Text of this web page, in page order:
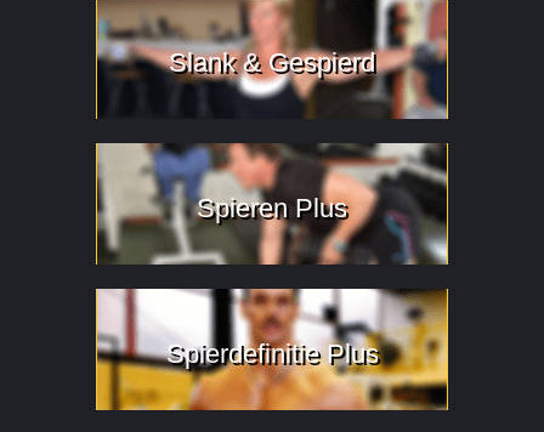
Slank & Gespierd
Spieren Plus
Spierdefinitie Plus